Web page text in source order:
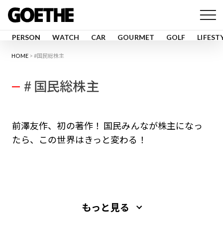
PERSON WATCH CAR GOURMET GOLF
HOME #国民総株主
# 国民総株主
前澤友作、初の著作！ 国民みんなが株主になっ
たら、この世界はきっと変わる！
もっと見る